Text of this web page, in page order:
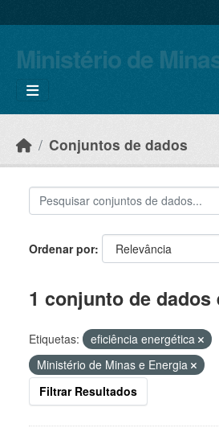
Ministério de
Conjuntos de dados
Ordenar por
1 conjunto de dados
Etiquetas: eficiência energética
Ministério de Minas e Energia
Filtrar Resultados